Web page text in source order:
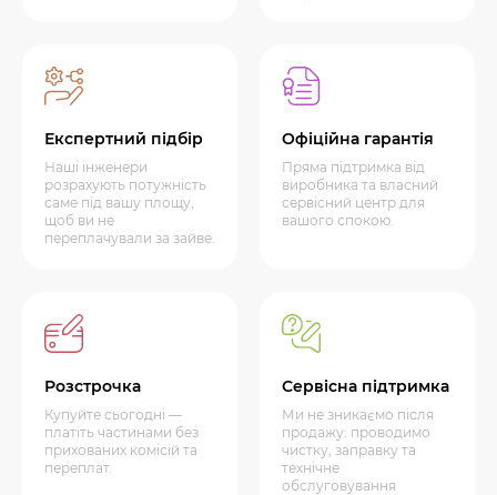
Експертний підбір
Наші інженери
розрахують потужність
саме під вашу площу,
щоб ви не
переплачували за зайве.
Офіційна гарантія
Пряма підтримка від
виробника та власний
сервісний центр для
вашого спокою.
Розстрочка
Купуйте сьогодні —
платіть частинами без
прихованих комісій та
переплат.
Сервісна підтримка
Ми не зникаємо після
продажу: проводимо
чистку, заправку та
технічне
обслуговування